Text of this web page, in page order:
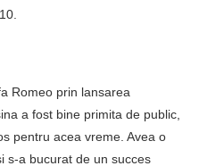
Romeo prin lansarea
a fost bine primita de public,
pentru acea vreme. Avea o
s-a bucurat de un succes